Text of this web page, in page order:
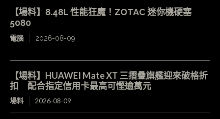
【場料】8.48L 性能狂魔！ZOTAC 迷你機硬塞
5080
電腦 2026-08-09
【場料】HUAWEI Mate XT 三摺疊旗艦迎來破格折
扣 配合指定信用卡最高可慳逾萬元
場料 2026-08-09